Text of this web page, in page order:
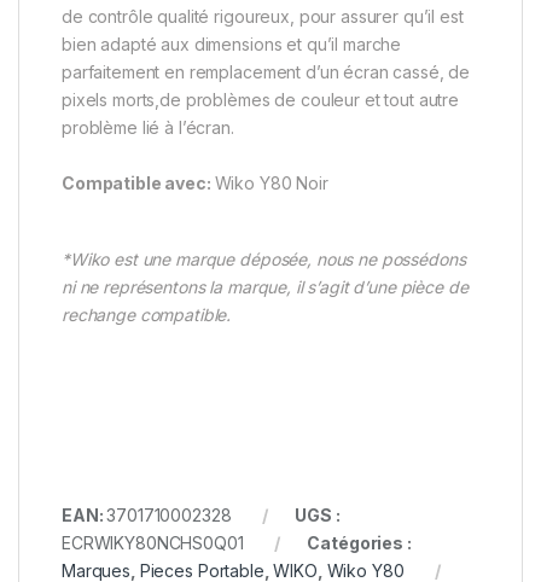
de contrôle qualité rigoureux, pour assurer qu’il est
bien adapté aux dimensions et qu’il marche
parfaitement en remplacement d’un écran cassé, de
pixels morts,de problèmes de couleur et tout autre
problème lié à l’écran.
Compatible avec: Wiko Y80 Noir
*Wiko est une marque déposée, nous ne possédons
ni ne représentons la marque, il s’agit d’une pièce de
rechange compatible.
EAN:3701710002328
UGS :
ECRWIKY80NCHS0Q01
Catégories :
Marques Pieces Portable ,WIKO Wiko Y80